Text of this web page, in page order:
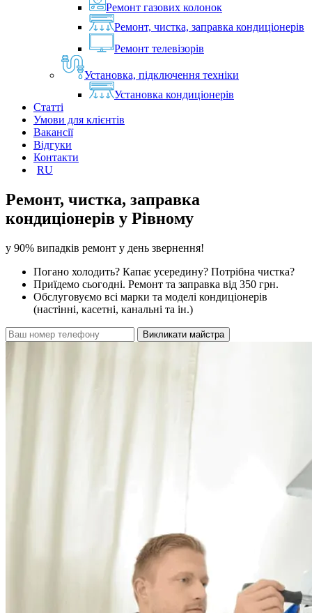
Ремонт газових колонок
Ремонт, чистка, заправка кондиціонерів
Ремонт телевізорів
Установка, підключення техніки
Установка кондиціонерів
Статті
Умови для клієнтів
Вакансії
Відгуки
Контакти
RU
Ремонт, чистка, заправка
кондиціонерів у Рівному
у 90% випадків ремонт у день звернення!
Погано холодить? Капає усередину? Потрібна чистка?
Приїдемо сьогодні. Ремонт та заправка від 350 грн.
Обслуговуємо всі марки та моделі кондиціонерів
(настінні, касетні, канальні та ін.)
Викликати майстра